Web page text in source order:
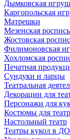
Дымковская
Каргопольская
Матрешки
Мезенская роспись
Жостовская
Филимоновская
Хохломская
Печатная
Сундуки и ларцы
Театральная
Декорации для
Персонажи для
Костюмы для
Настольный театр
Театры кукол в